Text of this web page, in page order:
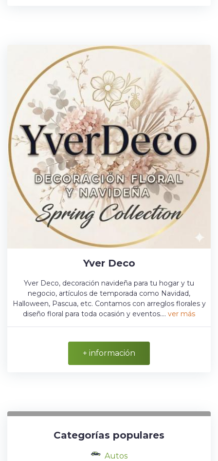
Yver Deco
Yver Deco, decoración navideña para tu hogar y tu
negocio, artículos de temporada como Navidad,
Halloween, Pascua, etc. Contamos con arreglos florales y
diseño floral para toda ocasión y eventos.... ver más
+ información
Categorías populares
Autos